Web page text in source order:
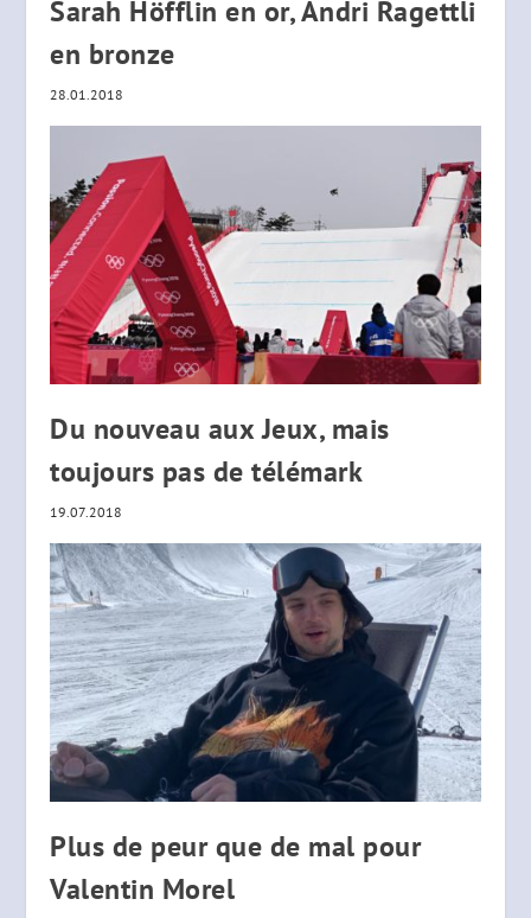
Sarah Höfflin en or, Andri Ragettli
en bronze
28.01.2018
Du nouveau aux Jeux, mais
toujours pas de télémark
19.07.2018
Plus de peur que de mal pour
Valentin Morel